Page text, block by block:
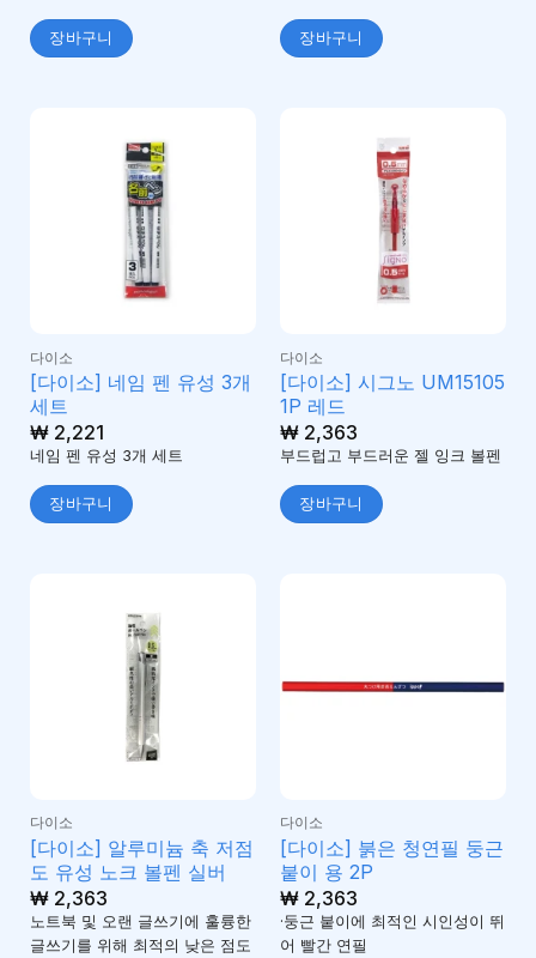
장바구니 장바구니
다이소
[다이소] 네임 펜 유성 3개
세트
₩2,221
네임 펜 유성 3개 세트
장바구니
다이소
[다이소] 시그노 UM15105
1P 레드
₩2,363
부드럽고 부드러운 젤 잉크 볼펜
장바구니
다이소
[다이소] 알루미늄 축 저점
도 유성 노크 볼펜 실버
₩2,363
노트북 및 오랜 글쓰기에 훌륭한
글쓰기를 위해 최적의 낮은 점도
다이소
[다이소] 붉은 청연필 둥근
붙이 용 2P
₩2,363
·둥근 붙이에 최적인 시인성이 뛰
어 빨간 연필